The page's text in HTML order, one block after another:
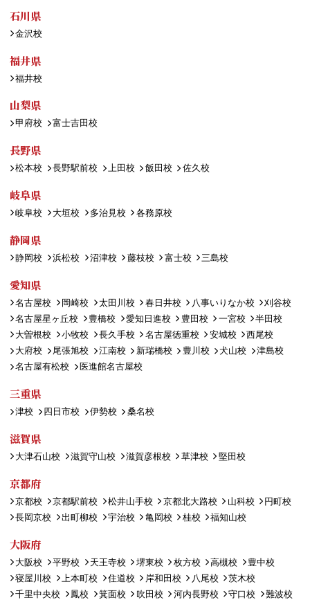
石川県
金沢校
福井県
福井校
山梨県
甲府校 富士吉田校
長野県
松本校 長野駅前校 上田校 飯田校 佐久校
岐阜県
岐阜校 大垣校 多治見校 各務原校
静岡県
静岡校 浜松校 沼津校 藤枝校 富士校 三島校
愛知県
名古屋校 岡崎校 太田川校 春日井校 八事いりなか校
刈谷校
名古屋星ヶ丘校
豊橋校 愛知日進校 豊田校 一宮校
半田校
大曽根校
小牧校 長久手校 名古屋徳重校 安城校
西尾校
大府校
尾張旭校 江南校 新瑞橋校 豊川校 犬山校
津島校
名古屋有松校
医進館名古屋校
三重県
津校 四日市校 伊勢校 桑名校
滋賀県
大津石山校 滋賀守山校 滋賀彦根校 草津校 堅田校
京都府
京都校 京都駅前校 松井山手校 京都北大路校 山科校
円町校
長岡京校
出町柳校 宇治校 亀岡校 桂校 福知山校
大阪府
大阪校 平野校 天王寺校 堺東校 枚方校 高槻校
豊中校
寝屋川校
上本町校 住道校 岸和田校 八尾校
茨木校
千里中央校
鳳校 箕面校 吹田校 河内長野校 守口校
難波校